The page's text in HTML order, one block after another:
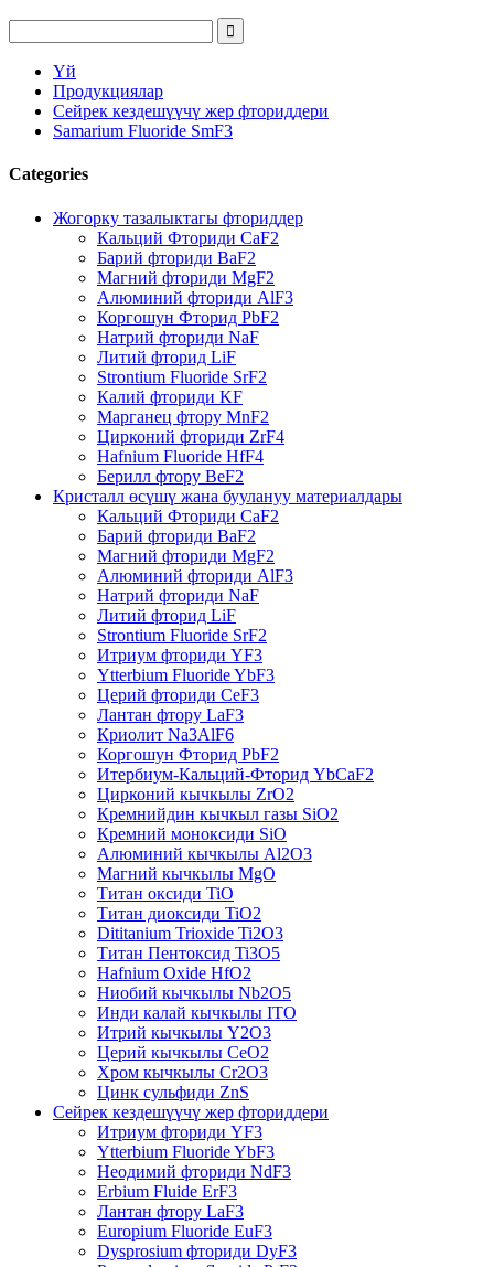
Үй
Продукциялар
Сейрек кездешүүчү жер фториддери
Samarium Fluoride SmF3
Categories
Жогорку тазалыктагы фториддер
Кальций Фториди CaF2
Барий фториди BaF2
Магний фториди MgF2
Алюминий фториди AlF3
Коргошун Фторид PbF2
Натрий фториди NaF
Литий фторид LiF
Strontium Fluoride SrF2
Калий фториди KF
Марганец фтору MnF2
Цирконий фториди ZrF4
Hafnium Fluoride HfF4
Берилл фтору BeF2
Кристалл өсүшү жана буулануу материалдары
Кальций Фториди CaF2
Барий фториди BaF2
Магний фториди MgF2
Алюминий фториди AlF3
Натрий фториди NaF
Литий фторид LiF
Strontium Fluoride SrF2
Итриум фториди YF3
Ytterbium Fluoride YbF3
Церий фториди CeF3
Лантан фтору LaF3
Криолит Na3AlF6
Коргошун Фторид PbF2
Итербиум-Кальций-Фторид YbCaF2
Цирконий кычкылы ZrO2
Кремнийдин кычкыл газы SiO2
Кремний моноксиди SiO
Алюминий кычкылы Al2O3
Магний кычкылы MgO
Титан оксиди TiO
Титан диоксиди TiO2
Dititanium Trioxide Ti2O3
Титан Пентоксид Ti3O5
Hafnium Oxide HfO2
Ниобий кычкылы Nb2O5
Инди калай кычкылы ITO
Итрий кычкылы Y2O3
Церий кычкылы CeO2
Хром кычкылы Cr2O3
Цинк сульфиди ZnS
Сейрек кездешүүчү жер фториддери
Итриум фториди YF3
Ytterbium Fluoride YbF3
Неодимий фториди NdF3
Erbium Fluide ErF3
Лантан фтору LaF3
Europium Fluoride EuF3
Dysprosium фториди DyF3